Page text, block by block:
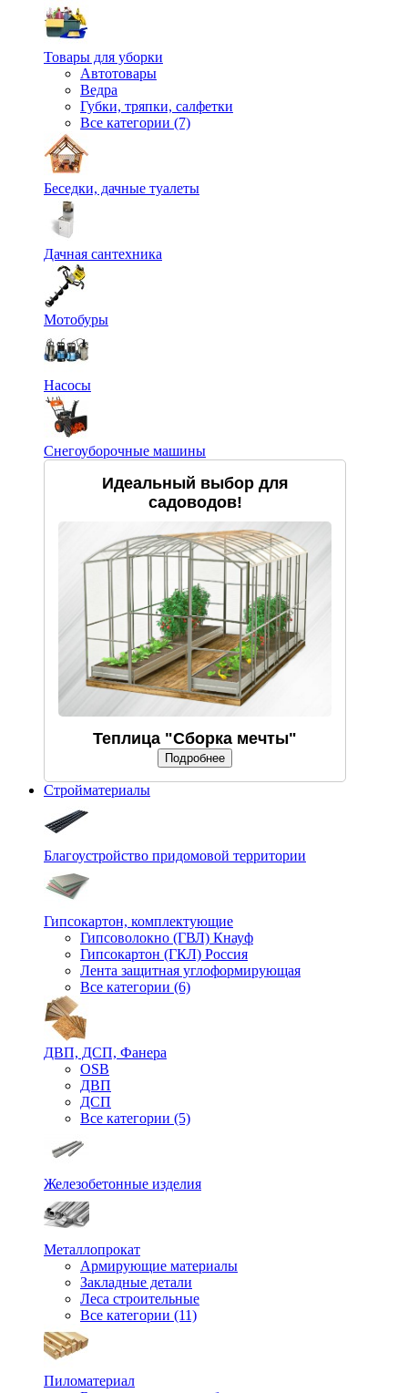
Товары для уборки
Автотовары
Ведра
Губки, тряпки, салфетки
Все категории (7)
Беседки, дачные туалеты
Дачная сантехника
Мотобуры
Насосы
Снегоуборочные машины
Идеальный выбор для
садоводов!
Теплица "Сборка мечты"
Подробнее
Стройматериалы
Благоустройство придомовой территории
Гипсокартон, комплектующие
Гипсоволокно (ГВЛ) Кнауф
Гипсокартон (ГКЛ) Россия
Лента защитная углоформирующая
Все категории (6)
ДВП, ДСП, Фанера
OSB
ДВП
ДСП
Все категории (5)
Железобетонные изделия
Металлопрокат
Армирующие материалы
Закладные детали
Леса строительные
Все категории (11)
Пиломатериал